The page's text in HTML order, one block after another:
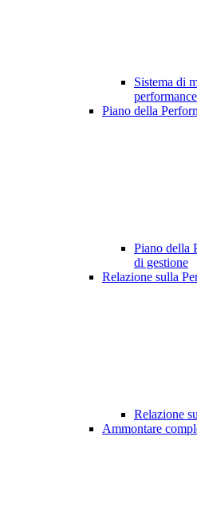
Sistema di
performance
Piano della
Piano della
di gestione
Relazione sulla
Relazione
Ammontare